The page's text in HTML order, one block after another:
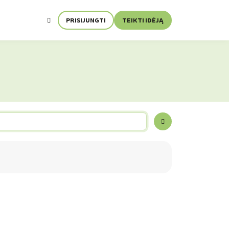
PAIEŠKAPRISIJUNGTI TEIKTI IDĖJĄ